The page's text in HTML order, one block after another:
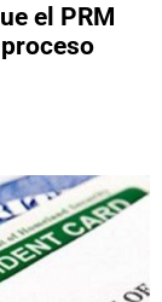
el PRM